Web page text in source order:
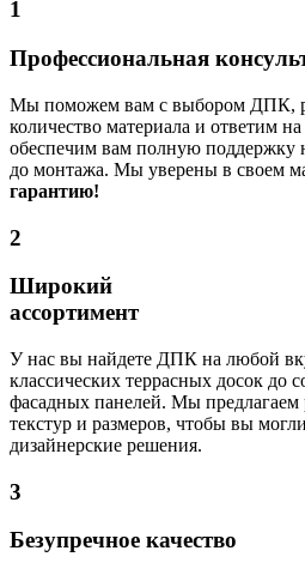
1
Профессиональная
Мы поможем вам с выбором ДПК,
количество материала и ответим
обеспечим вам полную поддержку
до монтажа. Мы уверены в своем
гарантию!
2
Широкий
ассортимент
У нас вы найдете ДПК на любой
классических террасных досок до
фасадных панелей. Мы предлагаем
текстур и размеров, чтобы вы
дизайнерские решения.
3
Безупречное качество